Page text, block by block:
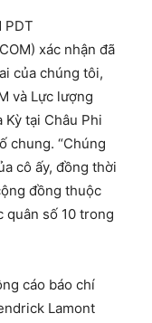
PDT
xác nhận đã
của chúng tôi,
và Lực lượng
tại Châu Phi
chung. “Chúng
cô ấy, đồng thời
đồng thuộc
quân số 10 trong
cáo báo chí
Lamont